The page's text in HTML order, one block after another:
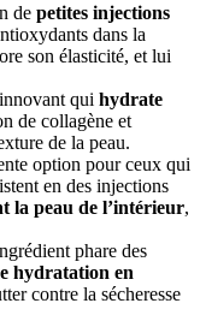
de petites injections
dans la
son élasticité, et lui
qui hydrate
de collagène et
de la peau.
option pour ceux qui
en des injections
la peau de l’intérieur,
phare des
hydratation en
contre la sécheresse